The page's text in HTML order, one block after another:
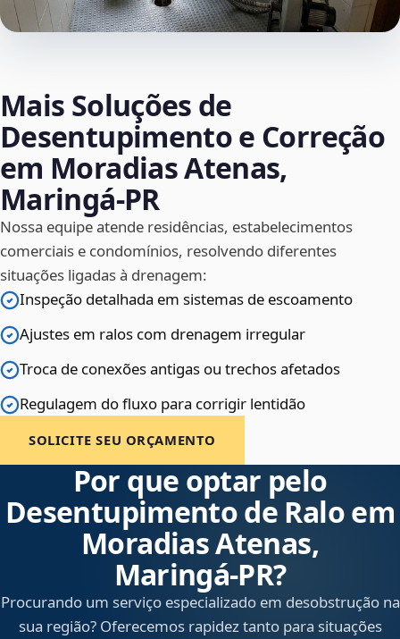
Mais Soluções de
Desentupimento e Correção
em Moradias Atenas,
Maringá‑PR
Nossa equipe atende residências, estabelecimentos
comerciais e condomínios, resolvendo diferentes
situações ligadas à drenagem:
Inspeção detalhada em sistemas de escoamento
Ajustes em ralos com drenagem irregular
Troca de conexões antigas ou trechos afetados
Regulagem do fluxo para corrigir lentidão
SOLICITE SEU ORÇAMENTO
Por que optar pelo
Desentupimento de Ralo em
Moradias Atenas,
Maringá‑PR?
Procurando um serviço especializado em desobstrução na
sua região? Oferecemos rapidez tanto para situações